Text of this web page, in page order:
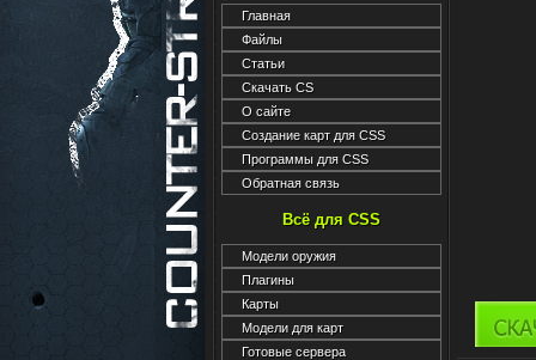
Главная
Файлы
Статьи
Скачать CS
О сайте
Создание карт для CSS
Программы для CSS
Обратная связь
Всё для CSS
Модели оружия
Плагины
Карты
Модели для карт
Готовые сервера